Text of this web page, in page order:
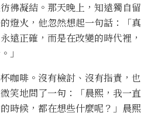
彿凝結。那天晚上，知遠獨自留
燈火，他忽然想起一句話：「真
遠正確，而是在改變的時代裡，
」
咖啡。沒有檢討、沒有指責，也
笑地問了一句：「晨熙，我一直
時候，都在想些什麼呢？」晨熙